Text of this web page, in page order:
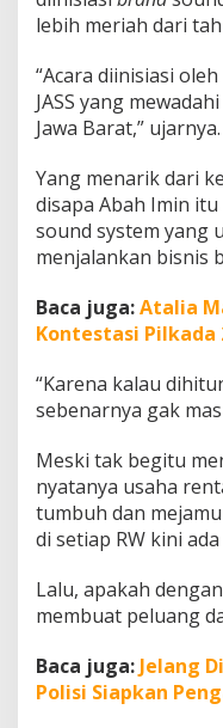
lebih meriah dari
“Acara diinisiasi
JASS yang
Jawa Barat,” ujarnya.
Yang menarik dari
disapa Abah Imin
sound system yang
menjalankan bisnis
Baca juga:Atalia
Kontestasi Pilkada
“Karena kalau
sebenarnya gak
Meski tak begitu
nyatanya usaha
tumbuh dan
di setiap RW kini
Lalu, apakah
membuat peluang
Baca juga: Jelang
Polisi Siapkan